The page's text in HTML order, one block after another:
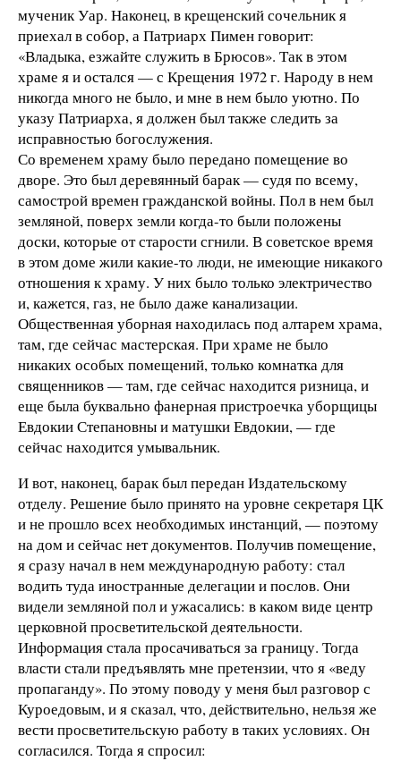
мученик Уар. Наконец, в крещенский сочельник я
приехал в собор, а Патриарх Пимен говорит:
«Владыка, езжайте служить в Брюсов». Так в этом
храме я и остался — с Крещения 1972 г. Народу в нем
никогда много не было, и мне в нем было уютно. По
указу Патриарха, я должен был также следить за
исправностью богослужения.
Со временем храму было передано помещение во
дворе. Это был деревянный барак — судя по всему,
самострой времен гражданской войны. Пол в нем был
земляной, поверх земли когда-то были положены
доски, которые от старости сгнили. В советское время
в этом доме жили какие-то люди, не имеющие никакого
отношения к храму. У них было только электричество
и, кажется, газ, не было даже канализации.
Общественная уборная находилась под алтарем храма,
там, где сейчас мастерская. При храме не было
никаких особых помещений, только комнатка для
священников — там, где сейчас находится ризница, и
еще была буквально фанерная пристроечка уборщицы
Евдокии Степановны и матушки Евдокии, — где
сейчас находится умывальник.
И вот, наконец, барак был передан Издательскому
отделу. Решение было принято на уровне секретаря ЦК
и не прошло всех необходимых инстанций, — поэтому
на дом и сейчас нет документов. Получив помещение,
я сразу начал в нем международную работу: стал
водить туда иностранные делегации и послов. Они
видели земляной пол и ужасались: в каком виде центр
церковной просветительской деятельности.
Информация стала просачиваться за границу. Тогда
власти стали предъявлять мне претензии, что я «веду
пропаганду». По этому поводу у меня был разговор с
Куроедовым, и я сказал, что, действительно, нельзя же
вести просветительскую работу в таких условиях. Он
согласился. Тогда я спросил: